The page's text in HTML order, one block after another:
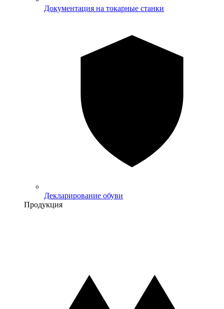
Документация на токарные станки
Декларирование обуви
Продукция